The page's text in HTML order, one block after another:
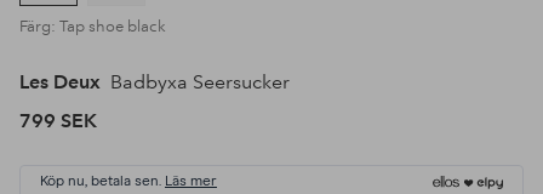
Färg: Tap shoe black
Les Deux Badbyxa Seersucker
799 SEK
Köp nu, betala sen. Läs mer